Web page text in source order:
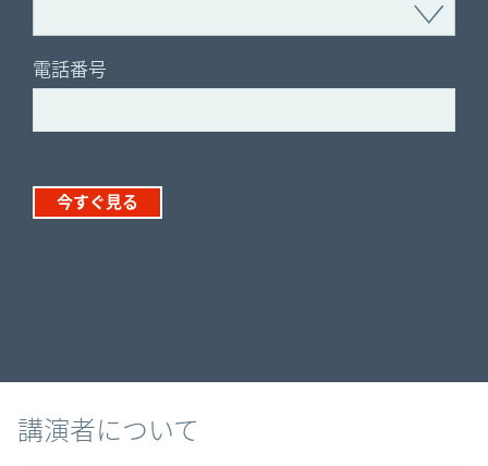
電話番号
今すぐ見る
講演者について